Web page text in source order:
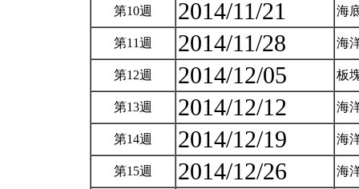
第10週 2014/11/21 海
第11週 2014/11/28 海
第12週 2014/12/05 板
第13週 2014/12/12 海
第14週 2014/12/19 海
第15週 2014/12/26 海